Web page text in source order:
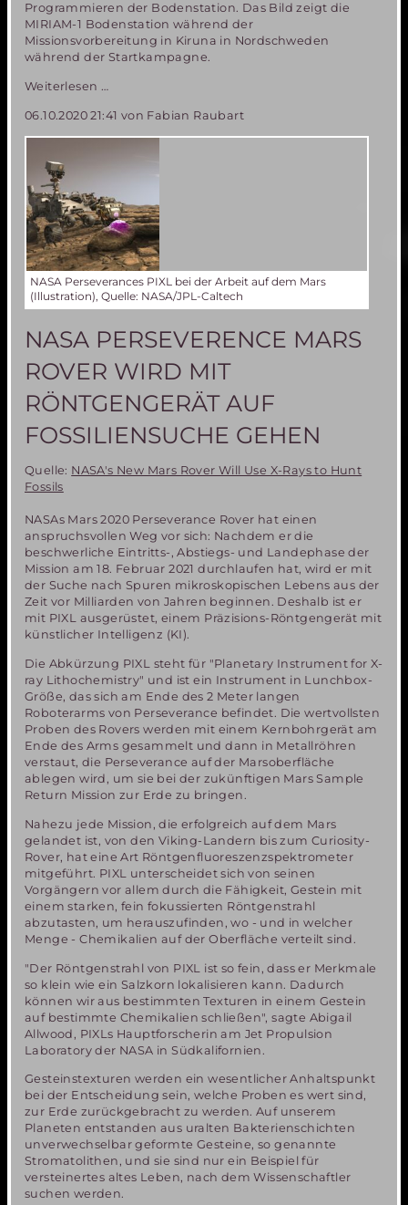
Programmieren der Bodenstation. Das Bild zeigt die
MIRIAM-1 Bodenstation während der
Missionsvorbereitung in Kiruna in Nordschweden
während der Startkampagne.
Weiterlesen …
der
Programmierung
von
MIRIAM-
2
gesucht
06.10.2020 21:41 von Fabian Raubart
NASA Perseverances PIXL bei der Arbeit auf dem Mars
(Illustration), Quelle: NASA/JPL-Caltech
NASA PERSEVERENCE MARS
ROVER WIRD MIT
RÖNTGENGERÄT AUF
FOSSILIENSUCHE GEHEN
Quelle: NASA's New Mars Rover Will Use X-Rays to Hunt
Fossils
NASAs Mars 2020 Perseverance Rover hat einen
anspruchsvollen Weg vor sich: Nachdem er die
beschwerliche Eintritts-, Abstiegs- und Landephase der
Mission am 18. Februar 2021 durchlaufen hat, wird er mit
der Suche nach Spuren mikroskopischen Lebens aus der
Zeit vor Milliarden von Jahren beginnen. Deshalb ist er
mit PIXL ausgerüstet, einem Präzisions-Röntgengerät mit
künstlicher Intelligenz (KI).
Die Abkürzung PIXL steht für "Planetary Instrument for X-
ray Lithochemistry" und ist ein Instrument in Lunchbox-
Größe, das sich am Ende des 2 Meter langen
Roboterarms von Perseverance befindet. Die wertvollsten
Proben des Rovers werden mit einem Kernbohrgerät am
Ende des Arms gesammelt und dann in Metallröhren
verstaut, die Perseverance auf der Marsoberfläche
ablegen wird, um sie bei der zukünftigen Mars Sample
Return Mission zur Erde zu bringen.
Nahezu jede Mission, die erfolgreich auf dem Mars
gelandet ist, von den Viking-Landern bis zum Curiosity-
Rover, hat eine Art Röntgenfluoreszenzspektrometer
mitgeführt. PIXL unterscheidet sich von seinen
Vorgängern vor allem durch die Fähigkeit, Gestein mit
einem starken, fein fokussierten Röntgenstrahl
abzutasten, um herauszufinden, wo - und in welcher
Menge - Chemikalien auf der Oberfläche verteilt sind.
"Der Röntgenstrahl von PIXL ist so fein, dass er Merkmale
so klein wie ein Salzkorn lokalisieren kann. Dadurch
können wir aus bestimmten Texturen in einem Gestein
auf bestimmte Chemikalien schließen", sagte Abigail
Allwood, PIXLs Hauptforscherin am Jet Propulsion
Laboratory der NASA in Südkalifornien.
Gesteinstexturen werden ein wesentlicher Anhaltspunkt
bei der Entscheidung sein, welche Proben es wert sind,
zur Erde zurückgebracht zu werden. Auf unserem
Planeten entstanden aus uralten Bakterienschichten
unverwechselbar geformte Gesteine, so genannte
Stromatolithen, und sie sind nur ein Beispiel für
versteinertes altes Leben, nach dem Wissenschaftler
suchen werden.